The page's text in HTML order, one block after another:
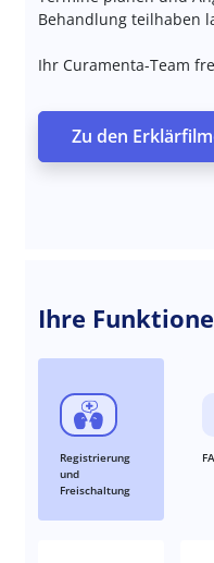
Behandlung teilhaben
Ihr Curamenta-Team
Zu den
Ihre
Registrierung
und
Freischaltung